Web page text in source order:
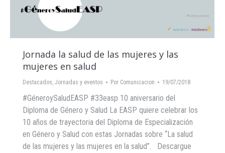
Jornada la salud de las mujeres y las
mujeres en salud
Destacados, Jornadas y eventos Por Comunicacion 19/07/2018
#GéneroySaludEASP #33easp 10 aniversario del
Diploma de Género y Salud La EASP quiere celebrar los
10 años de trayectoria del Diploma de Especialización
en Género y Salud con estas Jornadas sobre “La salud
de las mujeres y las mujeres en la salud”. Descargue